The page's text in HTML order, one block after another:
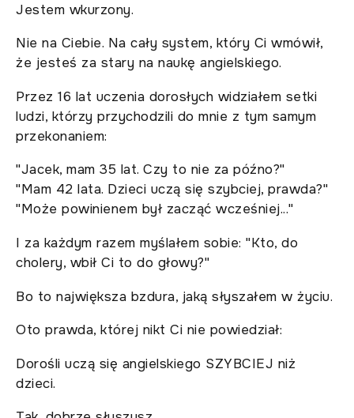
Jestem wkurzony.
Nie na Ciebie. Na cały system, który Ci wmówił,
że jesteś za stary na naukę angielskiego.
Przez 16 lat uczenia dorosłych widziałem setki
ludzi, którzy przychodzili do mnie z tym samym
przekonaniem:
"Jacek, mam 35 lat. Czy to nie za późno?"
"Mam 42 lata. Dzieci uczą się szybciej, prawda?"
"Może powinienem był zacząć wcześniej..."
I za każdym razem myślałem sobie: "Kto, do
cholery, wbił Ci to do głowy?"
Bo to największa bzdura, jaką słyszałem w życiu.
Oto prawda, której nikt Ci nie powiedział:
Dorośli uczą się angielskiego SZYBCIEJ niż
dzieci.